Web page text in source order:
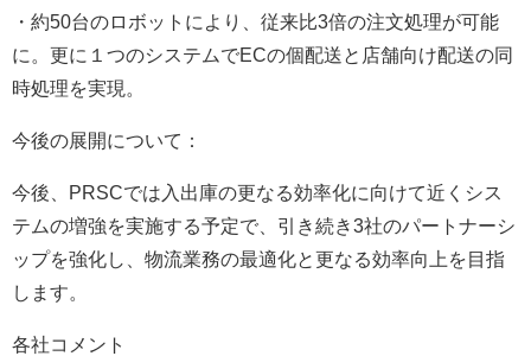
・約50台のロボットにより、従来比3倍の注文処理が可能
に。更に１つのシステムでECの個配送と店舗向け配送の同
時処理を実現。
今後の展開について：
今後、PRSCでは入出庫の更なる効率化に向けて近くシス
テムの増強を実施する予定で、引き続き3社のパートナーシ
ップを強化し、物流業務の最適化と更なる効率向上を目指
します。
各社コメント